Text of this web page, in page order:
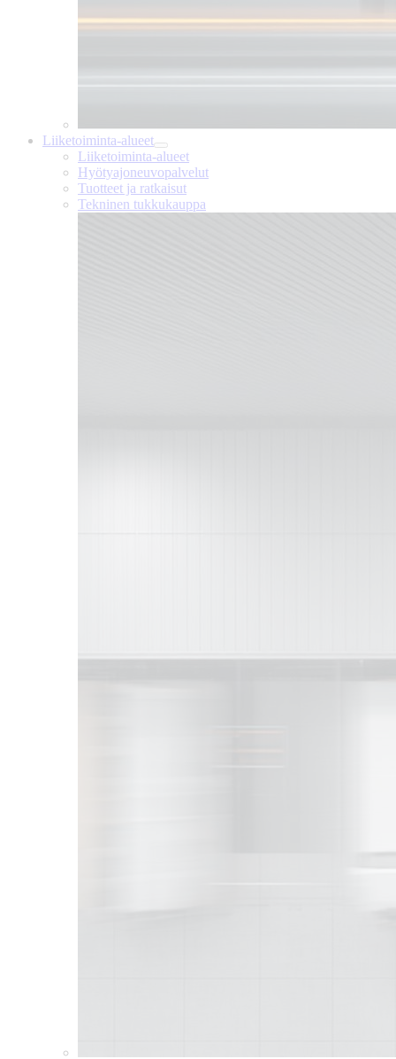
Liiketoiminta-alueet
Liiketoiminta-alueet
Hyötyajoneuvopalvelut
Tuotteet ja ratkaisut
Tekninen tukkukauppa